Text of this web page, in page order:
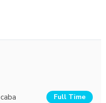
caba Full Time